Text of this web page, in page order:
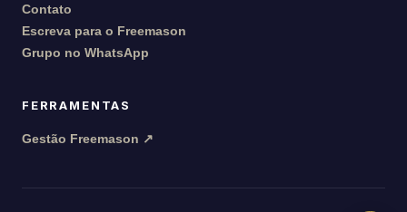
Contato
Escreva para o Freemason
Grupo no WhatsApp
FERRAMENTAS
Gestão Freemason ↗